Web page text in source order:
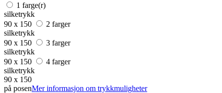
1 farge(r)
silketrykk
90 x 150
2 farger
silketrykk
90 x 150
3 farger
silketrykk
90 x 150
4 farger
silketrykk
90 x 150
på posenMer informasjon om trykkmuligheter